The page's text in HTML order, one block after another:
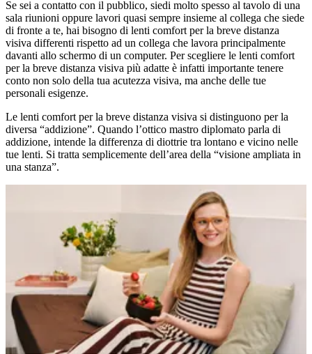
Se sei a contatto con il pubblico, siedi molto spesso al tavolo di una
sala riunioni oppure lavori quasi sempre insieme al collega che siede
di fronte a te, hai bisogno di lenti comfort per la breve distanza
visiva differenti rispetto ad un collega che lavora principalmente
davanti allo schermo di un computer. Per scegliere le lenti comfort
per la breve distanza visiva più adatte è infatti importante tenere
conto non solo della tua acutezza visiva, ma anche delle tue
personali esigenze.
Le lenti comfort per la breve distanza visiva si distinguono per la
diversa “addizioneˮ. Quando l’ottico mastro diplomato parla di
addizione, intende la differenza di diottrie tra lontano e vicino nelle
tue lenti. Si tratta semplicemente dell’area della “visione ampliata in
una stanzaˮ.